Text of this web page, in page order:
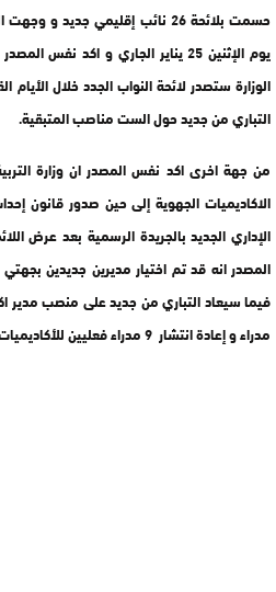
حسمت بلائحة 26 نائب إقليمي
يوم الإثنين 25 يناير الجاري و
الوزارة ستصدر لائحة النواب الجدد خلال الأيام
التباري من جديد حول الست مناصب المتبقية.
من جهة اخرى اكد نفس المصدر ان وزارة
الإداري الجديد بالجريدة الرسمية بعد عرض
المصدر انه قد تم اختيار مديرين جديدين
مدراء و إعادة انتشار 9 مدراء فعليين للأكاديميات .